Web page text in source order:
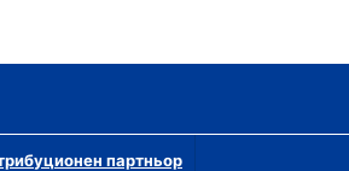
партньор